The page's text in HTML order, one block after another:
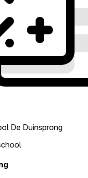
De Duinsprong